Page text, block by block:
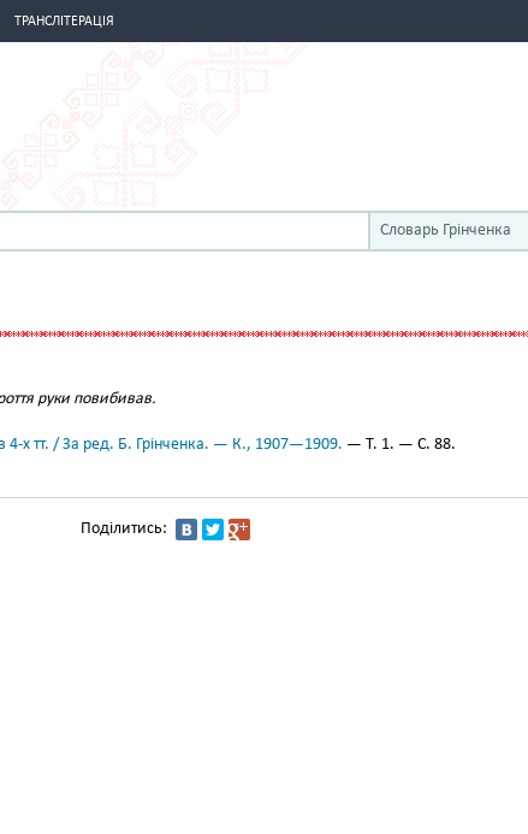
ТРАНСЛІТЕРАЦІЯ
Словарь Грінченка
руки повибивав.
4-х тт. / За ред. Б. Грінченка. — К., 1907—1909. — Т. 1. — С. 88.
Поділитись: